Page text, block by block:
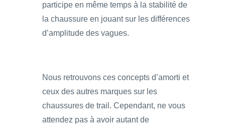
participe en même temps à la stabilité de
la chaussure en jouant sur les différences
d’amplitude des vagues.
Nous retrouvons ces concepts d’amorti et
ceux des autres marques sur les
chaussures de trail. Cependant, ne vous
attendez pas à avoir autant de